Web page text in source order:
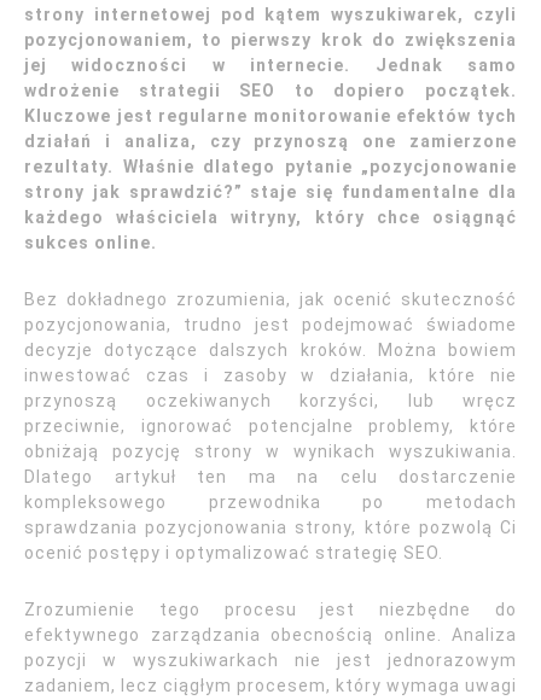
strony internetowej pod kątem wyszukiwarek, czyli
pozycjonowaniem, to pierwszy krok do zwiększenia
jej widoczności w internecie. Jednak samo
wdrożenie strategii SEO to dopiero początek.
Kluczowe jest regularne monitorowanie efektów tych
działań i analiza, czy przynoszą one zamierzone
rezultaty. Właśnie dlatego pytanie „pozycjonowanie
strony jak sprawdzić?” staje się fundamentalne dla
każdego właściciela witryny, który chce osiągnąć
sukces online.
Bez dokładnego zrozumienia, jak ocenić skuteczność
pozycjonowania, trudno jest podejmować świadome
decyzje dotyczące dalszych kroków. Można bowiem
inwestować czas i zasoby w działania, które nie
przynoszą oczekiwanych korzyści, lub wręcz
przeciwnie, ignorować potencjalne problemy, które
obniżają pozycję strony w wynikach wyszukiwania.
Dlatego artykuł ten ma na celu dostarczenie
kompleksowego przewodnika po metodach
sprawdzania pozycjonowania strony, które pozwolą Ci
ocenić postępy i optymalizować strategię SEO.
Zrozumienie tego procesu jest niezbędne do
efektywnego zarządzania obecnością online. Analiza
pozycji w wyszukiwarkach nie jest jednorazowym
zadaniem, lecz ciągłym procesem, który wymaga uwagi